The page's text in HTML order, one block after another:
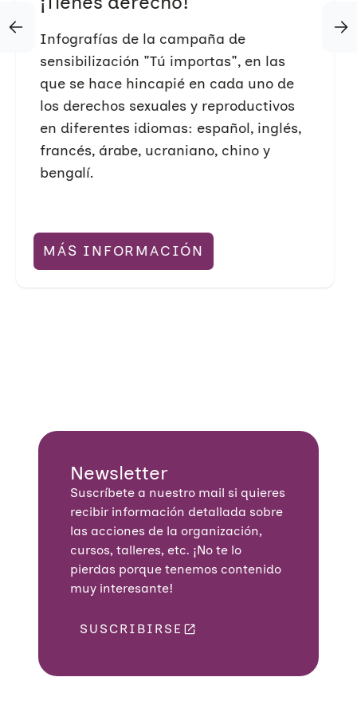
Infografías de la campaña de
sensibilización "Tú importas", en las
que se hace hincapié en cada uno de
los derechos sexuales y reproductivos
en diferentes idiomas: español, inglés,
francés, árabe, ucraniano, chino y
bengalí.
MÁS INFORMACIÓN
Guía Sexualidades en clave
cultural (ucraniano)
Jornada Daphne: Malos
tratos y violencia contra las
Curso online
Prevención e
intervención en malos
género contra
Newsletter
Suscríbete a nuestro mail si quieres
recibir información detallada sobre
las acciones de la organización,
cursos, talleres, etc. ¡No te lo
pierdas porque tenemos contenido
muy interesante!
SUSCRIBIRSE